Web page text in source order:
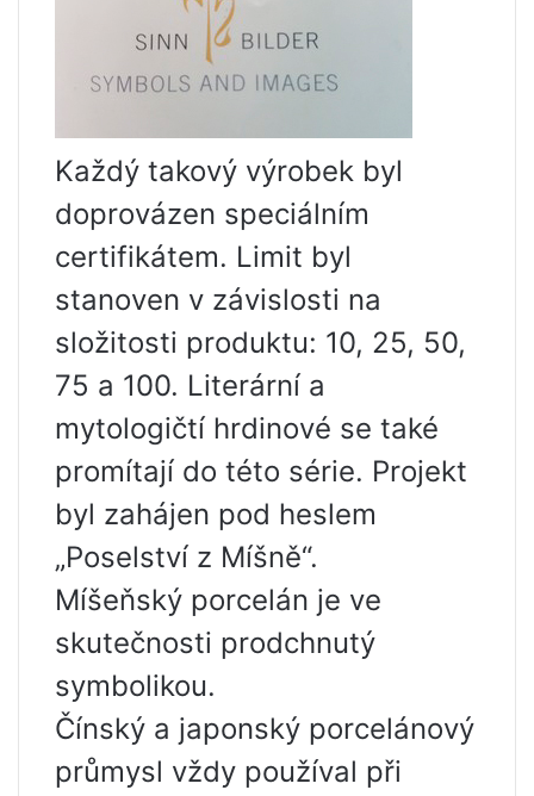
Každý takový výrobek byl
doprovázen speciálním
certifikátem. Limit byl
stanoven v závislosti na
složitosti produktu: 10, 25, 50,
75 a 100. Literární a
mytologičtí hrdinové se také
promítají do této série. Projekt
byl zahájen pod heslem
„Poselství z Míšně“.
Míšeňský porcelán je ve
skutečnosti prodchnutý
symbolikou.
Čínský a japonský porcelánový
průmysl vždy používal při